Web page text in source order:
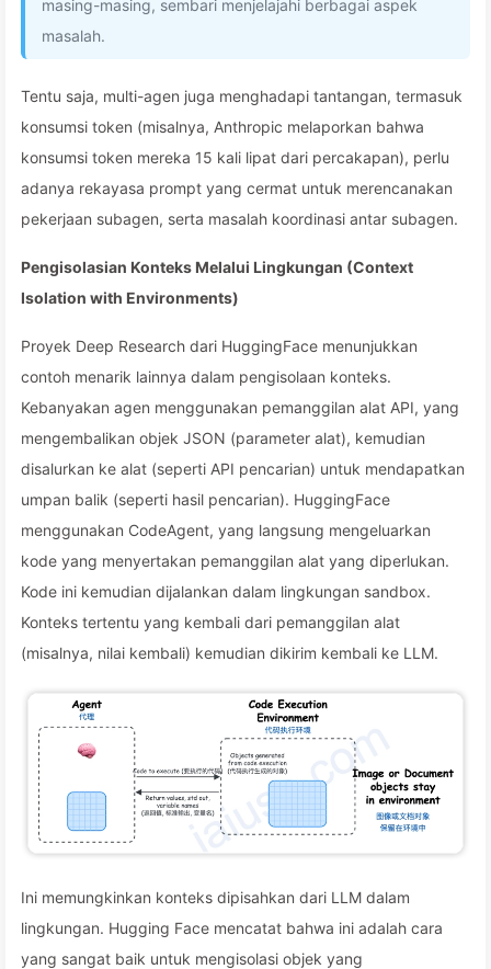
masing-masing, sembari menjelajahi berbagai aspek
masalah.
Tentu saja, multi-agen juga menghadapi tantangan, termasuk
konsumsi token (misalnya, Anthropic melaporkan bahwa
konsumsi token mereka 15 kali lipat dari percakapan), perlu
adanya rekayasa prompt yang cermat untuk merencanakan
pekerjaan subagen, serta masalah koordinasi antar subagen.
Pengisolasian Konteks Melalui Lingkungan (Context
Isolation with Environments)
Proyek Deep Research dari HuggingFace menunjukkan
contoh menarik lainnya dalam pengisolaan konteks.
Kebanyakan agen menggunakan pemanggilan alat API, yang
mengembalikan objek JSON (parameter alat), kemudian
disalurkan ke alat (seperti API pencarian) untuk mendapatkan
umpan balik (seperti hasil pencarian). HuggingFace
menggunakan CodeAgent, yang langsung mengeluarkan
kode yang menyertakan pemanggilan alat yang diperlukan.
Kode ini kemudian dijalankan dalam lingkungan sandbox.
Konteks tertentu yang kembali dari pemanggilan alat
(misalnya, nilai kembali) kemudian dikirim kembali ke LLM.
Ini memungkinkan konteks dipisahkan dari LLM dalam
lingkungan. Hugging Face mencatat bahwa ini adalah cara
yang sangat baik untuk mengisolasi objek yang